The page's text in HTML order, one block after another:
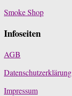
Smoke Shop
Infoseiten
AGB
Datenschutzerklärung
Impressum